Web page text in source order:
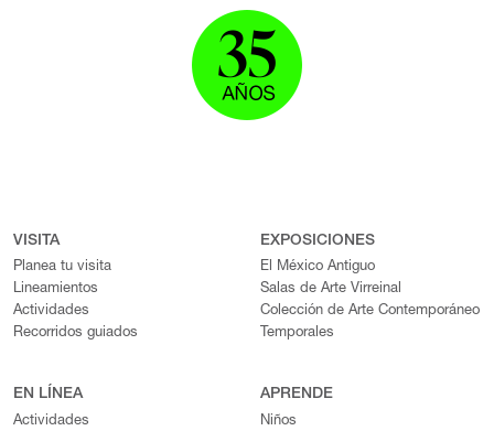
VISITA
Planea tu visita
Lineamientos
Actividades
Recorridos guiados
EXPOSICIONES
El México Antiguo
Salas de Arte Virreinal
Colección de Arte Contemporáneo
Temporales
EN LÍNEA
Actividades
APRENDE
Niños